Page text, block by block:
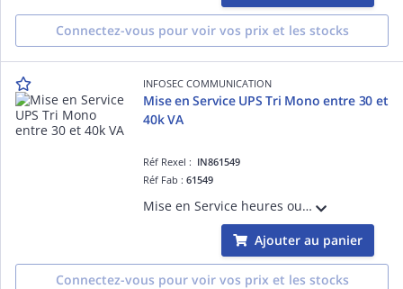
Connectez-vous pour voir vos prix et les stocks
INFOSEC COMMUNICATION
Mise en Service UPS Tri Mono entre 30 et
40k VA
Réf Rexel : IN861549
Réf Fab :61549
Mise en Service heures ouvrées Onduleur Tri Mono entre 30 et 40k VA Hors Manutention, Enlèvement, Recyclage sur toutes les refs
Ajouter au panier
Connectez-vous pour voir vos prix et les stocks